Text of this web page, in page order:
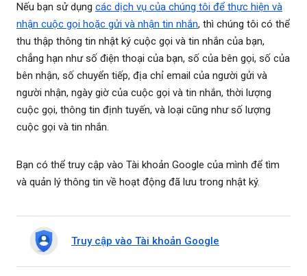
Nếu bạn sử dụng các dịch vụ của chúng tôi để thực hiện và
nhận cuộc gọi hoặc gửi và nhận tin nhắn, thì chúng tôi có thể
thu thập thông tin nhật ký cuộc gọi và tin nhắn của bạn,
chẳng hạn như số điện thoại của bạn, số của bên gọi, số của
bên nhận, số chuyển tiếp, địa chỉ email của người gửi và
người nhận, ngày giờ của cuộc gọi và tin nhắn, thời lượng
cuộc gọi, thông tin định tuyến, và loại cũng như số lượng
cuộc gọi và tin nhắn.
Bạn có thể truy cập vào Tài khoản Google của mình để tìm
và quản lý thông tin về hoạt động đã lưu trong nhật ký.
Truy cập vào Tài khoản Google